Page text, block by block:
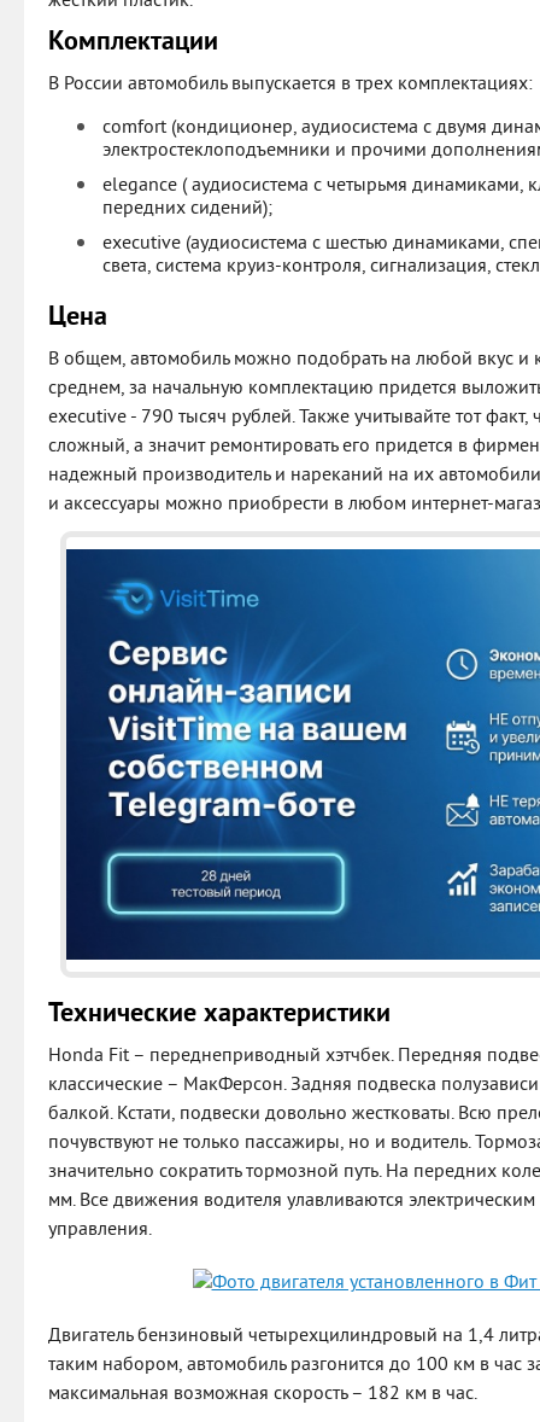
Комплектации
В России автомобиль выпускается в трех комплектациях:
comfort (кондиционер, аудиосистема с двумя
электростеклоподъемники и прочими
elegance ( аудиосистема с четырьмя динамиками,
передних сидений);
executive (аудиосистема с шестью динамиками,
света, система круиз-контроля, сигнализация,
Цена
В общем, автомобиль можно подобрать на любой вкус и
среднем, за начальную комплектацию придется
executive - 790 тысяч рублей. Также учитывайте тот факт,
сложный, а значит ремонтировать его придется в
надежный производитель и нареканий на их автомобили
и аксессуары можно приобрести в любом интернет-
Технические характеристики
Honda Fit – переднеприводный хэтчбек. Передняя
классические – МакФерсон. Задняя подвеска
балкой. Кстати, подвески довольно жестковаты. Всю
почувствуют не только пассажиры, но и водитель.
значительно сократить тормозной путь. На передних
мм. Все движения водителя улавливаются электрическим
управления.
Двигатель бензиновый четырехцилиндровый на 1,4
таким набором, автомобиль разгонится до 100 км в час
максимальная возможная скорость – 182 км в час.